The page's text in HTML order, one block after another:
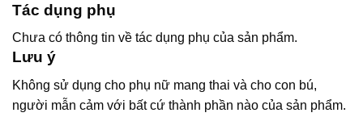
Tác dụng phụ
Chưa có thông tin về tác dụng phụ của sản phẩm.
Lưu ý
Không sử dụng cho phụ nữ mang thai và cho con bú,
người mẫn cảm với bất cứ thành phần nào của sản phẩm.